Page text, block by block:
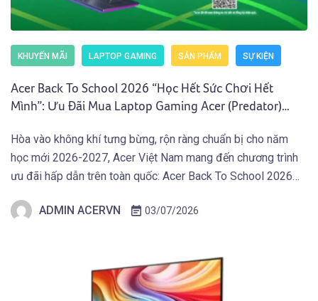
KHUYẾN MÃI LAPTOP GAMING SẢN PHẨM SỰ KIỆN
Acer Back To School 2026 “Học Hết Sức Chơi Hết
Mình”: Ưu Đãi Mua Laptop Gaming Acer (Predator)
Hòa vào không khí tưng bừng, rộn ràng chuẩn bị cho năm
học mới 2026-2027, Acer Việt Nam mang đến chương trình
ưu đãi hấp dẫn trên toàn quốc: Acer Back To School 2026
Sinh Viên và người dùng sở hữu Laptop Gaming […]
ADMIN ACERVN 03/07/2026